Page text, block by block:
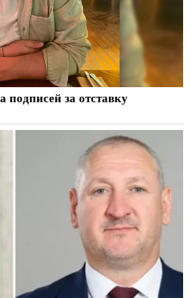
подписей за отставку